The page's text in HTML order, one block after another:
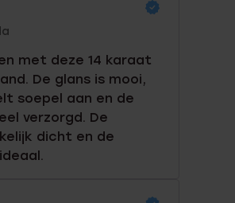
met deze 14 karaat
De glans is mooi,
soepel aan en de
verzorgd. De
dicht en de